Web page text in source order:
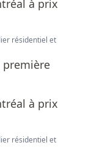
résidentiel et
résidentiel et